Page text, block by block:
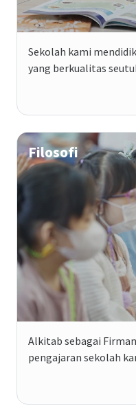
Sekolah kami
yang berkualitas
Filosofi
Alkitab sebagai
pengajaran sekolah